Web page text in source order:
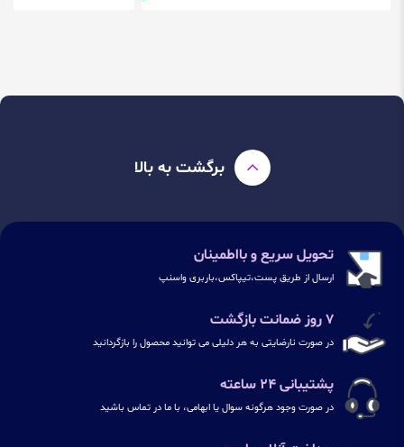
برگشت به بالا
تحویل سریع و بااطمینان
ارسال از طریق پست،تیپاکس،باربری واسنپ
۷ روز ضمانت بازگشت
در صورت نارضایتی به هر دلیلی می توانید محصول را بازگردانید
پشتیبانی ۲۴ ساعته
در صورت وجود هرگونه سوال یا ابهامی، با ما در تماس باشید